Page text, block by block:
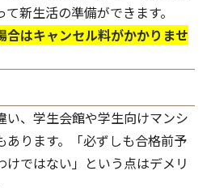
新生活の準備ができます。
合はキャンセル料がかかりませ
い、学生会館や学生向けマンシ
あります。「必ずしも合格前予
ではない」という点はデメリ